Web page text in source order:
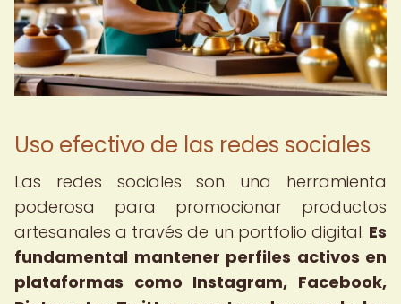
Uso efectivo de las redes sociales
Las redes sociales son una herramienta
poderosa para promocionar productos
artesanales a través de un portfolio digital. Es
fundamental mantener perfiles activos en
plataformas como Instagram, Facebook,